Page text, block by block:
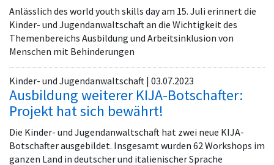
Anlässlich des world youth skills day am 15. Juli erinnert die
Kinder- und Jugendanwaltschaft an die Wichtigkeit des
Themenbereichs Ausbildung und Arbeitsinklusion von
Menschen mit Behinderungen
Kinder- und Jugendanwaltschaft | 03.07.2023
Ausbildung weiterer KIJA-Botschafter:
Projekt hat sich bewährt!
Die Kinder- und Jugendanwaltschaft hat zwei neue KIJA-
Botschafter ausgebildet. Insgesamt wurden 62 Workshops im
ganzen Land in deutscher und italienischer Sprache